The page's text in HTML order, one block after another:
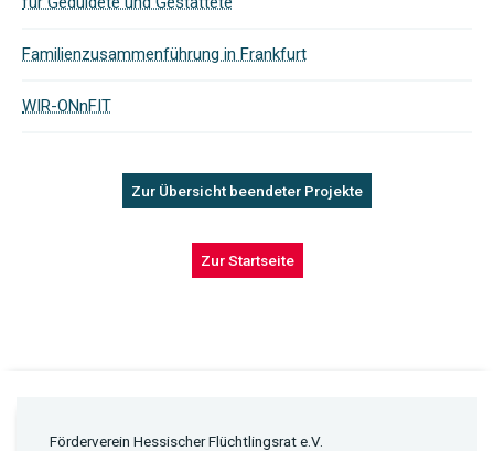
Familienzusammenführung in Frankfurt
WIR-ONnFIT
Zur Übersicht beendeter Projekte
Zur Startseite
Förderverein Hessischer Flüchtlingsrat e.V.